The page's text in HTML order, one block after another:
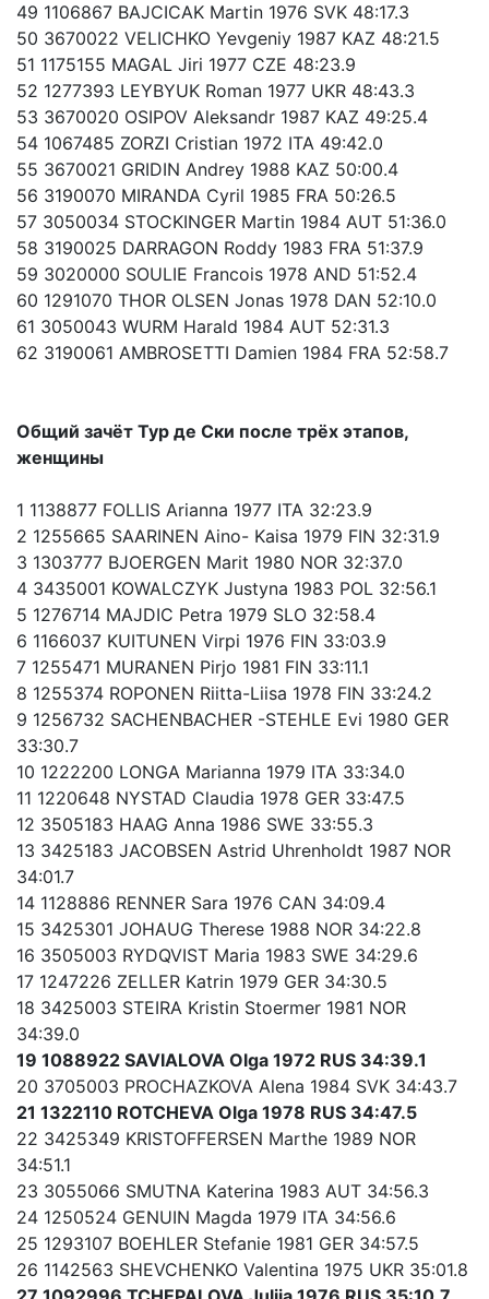
49 1106867 BAJCICAK Martin 1976 SVK 48:17.3
50 3670022 VELICHKO Yevgeniy 1987 KAZ 48:21.5
51 1175155 MAGAL Jiri 1977 CZE 48:23.9
52 1277393 LEYBYUK Roman 1977 UKR 48:43.3
53 3670020 OSIPOV Aleksandr 1987 KAZ 49:25.4
54 1067485 ZORZI Cristian 1972 ITA 49:42.0
55 3670021 GRIDIN Andrey 1988 KAZ 50:00.4
56 3190070 MIRANDA Cyril 1985 FRA 50:26.5
57 3050034 STOCKINGER Martin 1984 AUT 51:36.0
58 3190025 DARRAGON Roddy 1983 FRA 51:37.9
59 3020000 SOULIE Francois 1978 AND 51:52.4
60 1291070 THOR OLSEN Jonas 1978 DAN 52:10.0
61 3050043 WURM Harald 1984 AUT 52:31.3
62 3190061 AMBROSETTI Damien 1984 FRA 52:58.7
Общий зачёт Тур де Ски после трёх этапов,
женщины
1 1138877 FOLLIS Arianna 1977 ITA 32:23.9
2 1255665 SAARINEN Aino- Kaisa 1979 FIN 32:31.9
3 1303777 BJOERGEN Marit 1980 NOR 32:37.0
4 3435001 KOWALCZYK Justyna 1983 POL 32:56.1
5 1276714 MAJDIC Petra 1979 SLO 32:58.4
6 1166037 KUITUNEN Virpi 1976 FIN 33:03.9
7 1255471 MURANEN Pirjo 1981 FIN 33:11.1
8 1255374 ROPONEN Riitta-Liisa 1978 FIN 33:24.2
9 1256732 SACHENBACHER -STEHLE Evi 1980 GER
33:30.7
10 1222200 LONGA Marianna 1979 ITA 33:34.0
11 1220648 NYSTAD Claudia 1978 GER 33:47.5
12 3505183 HAAG Anna 1986 SWE 33:55.3
13 3425183 JACOBSEN Astrid Uhrenholdt 1987 NOR
34:01.7
14 1128886 RENNER Sara 1976 CAN 34:09.4
15 3425301 JOHAUG Therese 1988 NOR 34:22.8
16 3505003 RYDQVIST Maria 1983 SWE 34:29.6
17 1247226 ZELLER Katrin 1979 GER 34:30.5
18 3425003 STEIRA Kristin Stoermer 1981 NOR
34:39.0
19 1088922 SAVIALOVA Olga 1972 RUS 34:39.1
20 3705003 PROCHAZKOVA Alena 1984 SVK 34:43.7
21 1322110 ROTCHEVA Olga 1978 RUS 34:47.5
22 3425349 KRISTOFFERSEN Marthe 1989 NOR
34:51.1
23 3055066 SMUTNA Katerina 1983 AUT 34:56.3
24 1250524 GENUIN Magda 1979 ITA 34:56.6
25 1293107 BOEHLER Stefanie 1981 GER 34:57.5
26 1142563 SHEVCHENKO Valentina 1975 UKR 35:01.8